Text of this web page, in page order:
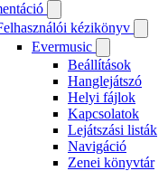
kézikönyv
Evermusic
Beállítások
Hanglejátszó
Helyi fájlok
Kapcsolatok
Lejátszási listák
Navigáció
Zenei könyvtár